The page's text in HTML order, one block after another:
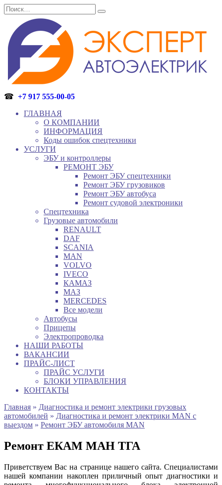
Перейти
к
содержанию
Search
for:
☎ +7 917 555-00-05
ГЛАВНАЯ
О КОМПАНИИ
ИНФОРМАЦИЯ
Коды ошибок спецтехники
УСЛУГИ
ЭБУ и контроллеры
РЕМОНТ ЭБУ
Ремонт ЭБУ спецтехники
Ремонт ЭБУ грузовиков
Ремонт ЭБУ автобуса
Ремонт судовой электроники
Спецтехника
Грузовые автомобили
RENAULT
DAF
SCANIA
MAN
VOLVO
IVECO
КАМАЗ
МАЗ
MERCEDES
Все модели
Автобусы
Прицепы
Электропроводка
НАШИ РАБОТЫ
ВАКАНСИИ
ПРАЙС-ЛИСТ
ПРАЙС УСЛУГИ
БЛОКИ УПРАВЛЕНИЯ
КОНТАКТЫ
Главная » Диагностика и ремонт электрики грузовых
автомобилей » Диагностика и ремонт электрики MAN с
выездом » Ремонт ЭБУ автомобиля MAN
Ремонт ЕКАМ МАН ТГА
Приветствуем Вас на странице нашего сайта. Специалистами
нашей компании накоплен приличный опыт диагностики и